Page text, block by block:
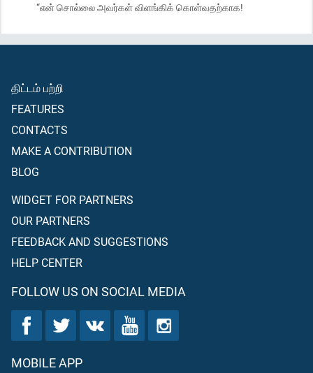
“என் சொல்லை அவர்கள் விளங்கிக் கொள்வதற்காக!
திட்டம் பற்றி
FEATURES
CONTACTS
MAKE A CONTRIBUTION
BLOG
WIDGET FOR PARTNERS
OUR PARTNERS
FEEDBACK AND SUGGESTIONS
HELP CENTER
FOLLOW US ON SOCIAL MEDIA
MOBILE APP